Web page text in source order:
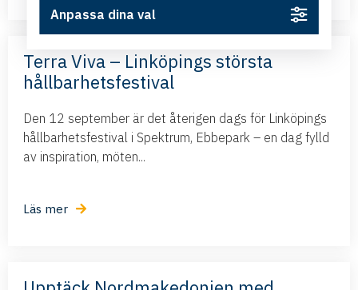
Terra Viva – Linköpings största
hållbarhetsfestival
Den 12 september är det återigen dags för Linköpings
hållbarhetsfestival i Spektrum, Ebbepark – en dag fylld
av inspiration, möten...
Läs mer
Anpassa dina val